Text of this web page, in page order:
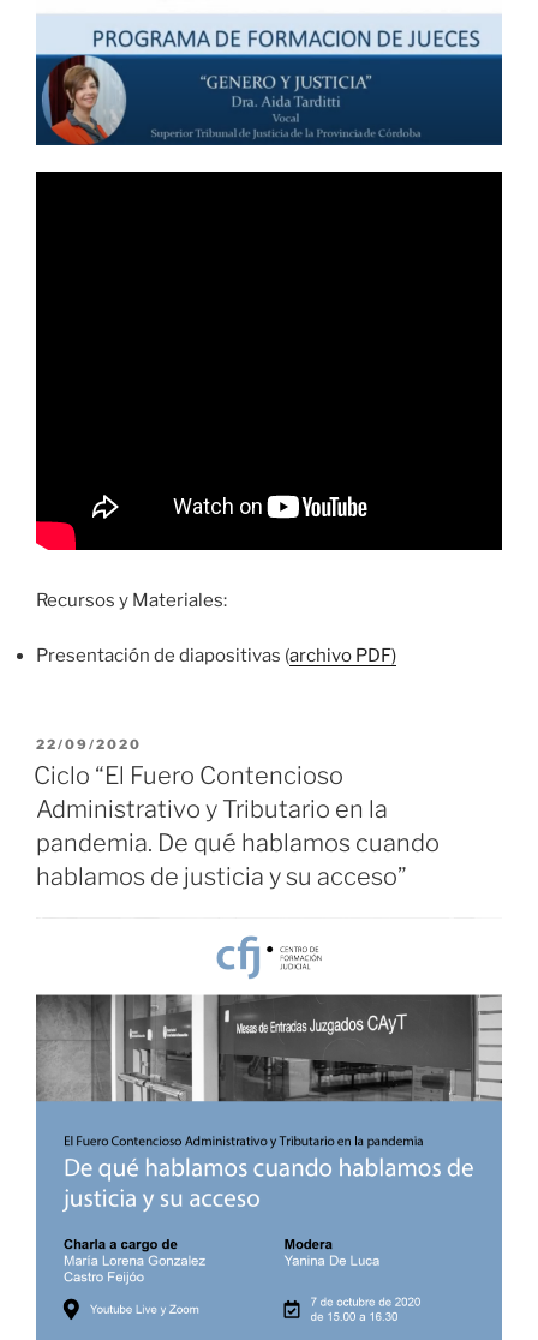
Recursos y Materiales:
Presentación de diapositivas (archivo PDF)
PUBLICADO
EL
22/09/2020
Ciclo “El Fuero Contencioso
Administrativo y Tributario en la
pandemia. De qué hablamos cuando
hablamos de justicia y su acceso”